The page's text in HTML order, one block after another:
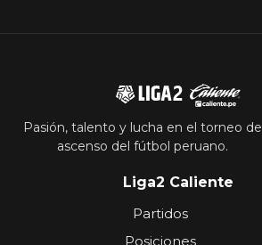
Pasión, talento y lucha en el torneo de
ascenso del fútbol peruano.
Liga2 Caliente
Partidos
Posiciones